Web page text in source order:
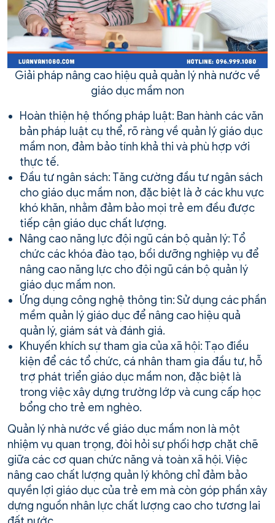
Giải pháp nâng cao hiệu quả quản lý nhà nước về
giáo dục mầm non
Hoàn thiện hệ thống pháp luật: Ban hành các văn
bản pháp luật cụ thể, rõ ràng về quản lý giáo dục
mầm non, đảm bảo tính khả thi và phù hợp với
thực tế.
Đầu tư ngân sách: Tăng cường đầu tư ngân sách
cho giáo dục mầm non, đặc biệt là ở các khu vực
khó khăn, nhằm đảm bảo mọi trẻ em đều được
tiếp cận giáo dục chất lượng.
Nâng cao năng lực đội ngũ cán bộ quản lý: Tổ
chức các khóa đào tạo, bồi dưỡng nghiệp vụ để
nâng cao năng lực cho đội ngũ cán bộ quản lý
giáo dục mầm non.
Ứng dụng công nghệ thông tin: Sử dụng các phần
mềm quản lý giáo dục để nâng cao hiệu quả
quản lý, giám sát và đánh giá.
Khuyến khích sự tham gia của xã hội: Tạo điều
kiện để các tổ chức, cá nhân tham gia đầu tư, hỗ
trợ phát triển giáo dục mầm non, đặc biệt là
trong việc xây dựng trường lớp và cung cấp học
bổng cho trẻ em nghèo.
Quản lý nhà nước về giáo dục mầm non là một
nhiệm vụ quan trọng, đòi hỏi sự phối hợp chặt chẽ
giữa các cơ quan chức năng và toàn xã hội. Việc
nâng cao chất lượng quản lý không chỉ đảm bảo
quyền lợi giáo dục của trẻ em mà còn góp phần xây
dựng nguồn nhân lực chất lượng cao cho tương lai